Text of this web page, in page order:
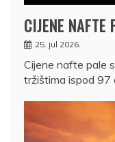
CIJENE
25. jul 2026.
Cijene nafte pale
tržištima ispod 97